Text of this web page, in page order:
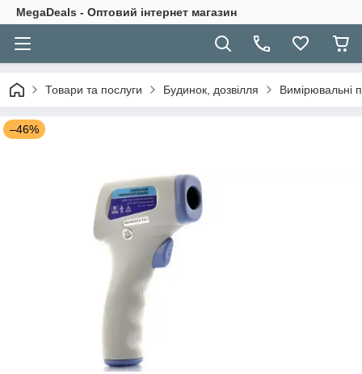
MegaDeals - Оптовий інтернет магазин
Товари та послуги Будинок, дозвілля Вимірювальні
–46%